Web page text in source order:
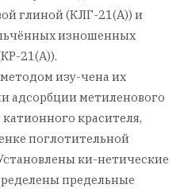
глиной (КЛГ-21(А)) и
изношенных
21(А)).
изу-чена их
адсорбции метиленового
красителя,
поглотительной
ки-нетические
предельные